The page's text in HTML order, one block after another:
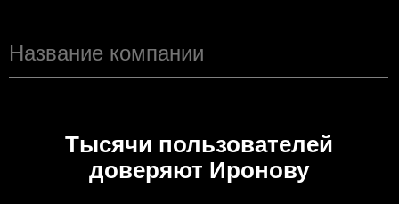
Тысячи пользователей
доверяют Иронову